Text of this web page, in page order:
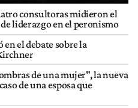
consultoras midieron el
liderazgo en el peronismo
el debate sobre la
de una mujer", la nueva
de una esposa que